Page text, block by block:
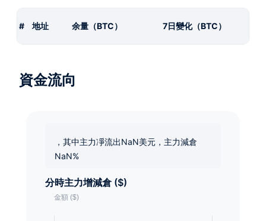
# 地址 余量（BTC） 7日變化（BTC）
資金流向
，其中主力凈流出NaN美元，主力減倉
NaN%
分時主力增減倉 ($)